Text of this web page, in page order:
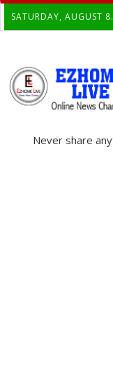
SATURDAY, AUGUST 8.
Never share